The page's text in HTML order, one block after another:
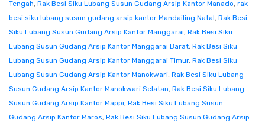
Tengah, Rak Besi Siku Lubang Susun Gudang Arsip Kantor Manado, rak
besi siku lubang susun gudang arsip kantor Mandailing Natal, Rak Besi
Siku Lubang Susun Gudang Arsip Kantor Manggarai, Rak Besi Siku
Lubang Susun Gudang Arsip Kantor Manggarai Barat, Rak Besi Siku
Lubang Susun Gudang Arsip Kantor Manggarai Timur, Rak Besi Siku
Lubang Susun Gudang Arsip Kantor Manokwari, Rak Besi Siku Lubang
Susun Gudang Arsip Kantor Manokwari Selatan, Rak Besi Siku Lubang
Susun Gudang Arsip Kantor Mappi, Rak Besi Siku Lubang Susun
Gudang Arsip Kantor Maros, Rak Besi Siku Lubang Susun Gudang Arsip